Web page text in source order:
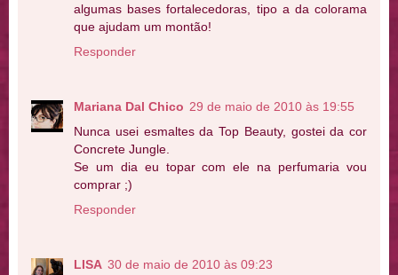
algumas bases fortalecedoras, tipo a da colorama
que ajudam um montão!
Responder
Mariana Dal Chico 29 de maio de 2010 às 19:55
Nunca usei esmaltes da Top Beauty, gostei da cor
Concrete Jungle.
Se um dia eu topar com ele na perfumaria vou
comprar ;)
Responder
LISA 30 de maio de 2010 às 09:23